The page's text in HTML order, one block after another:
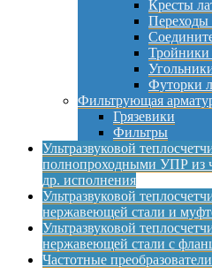
Кресты
Переходы
Тройники
Футорки
Фильтрующая
Грязевики
Фильтры
Ультразвуковой
полнопроходными УПР из
др. исполнения
Ультразвуковой
нержавеющей стали и
Ультразвуковой
нержавеющей стали с
Частотные